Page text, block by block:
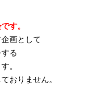
す。
画として
る
。
おりません。